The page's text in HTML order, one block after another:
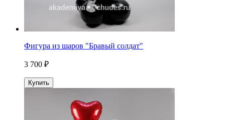
Фигура из шаров "Бравый солдат"
3 700 ₽
Купить